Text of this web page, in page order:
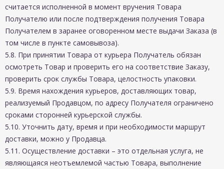
считается исполненной в момент вручения Товара
Получателю или после подтверждения получения Товара
Получателем в заранее оговоренном месте выдачи Заказа (в
том числе в пункте самовывоза).
5.8. При принятии Товара от курьера Получатель обязан
осмотреть Товар и проверить его на соответствие Заказу,
проверить срок службы Товара, целостность упаковки.
5.9. Время нахождения курьеров, доставляющих товар,
реализуемый Продавцом, по адресу Получателя ограничено
сроками сторонней курьерской службы.
5.10. Уточнить дату, время и при необходимости маршрут
доставки, можно у Продавца.
5.11. Осуществление доставки – это отдельная услуга, не
являющаяся неотъемлемой частью Товара, выполнение